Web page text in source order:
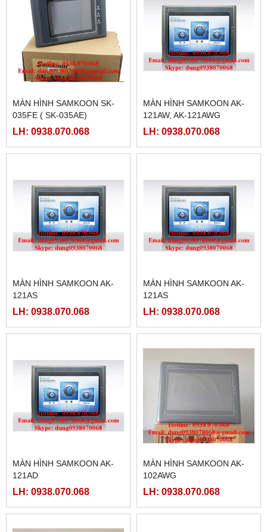
MÀN HÌNH SAMKOON SK-
035FE ( SK-035AE)
LH: 0938.070.068
MÀN HÌNH SAMKOON AK-
121AW, AK-121AWG
LH: 0938.070.068
MÀN HÌNH SAMKOON AK-
121AS
LH: 0938.070.068
MÀN HÌNH SAMKOON AK-
121AS
LH: 0938.070.068
MÀN HÌNH SAMKOON AK-
121AD
LH: 0938.070.068
MÀN HÌNH SAMKOON AK-
102AWG
LH: 0938.070.068